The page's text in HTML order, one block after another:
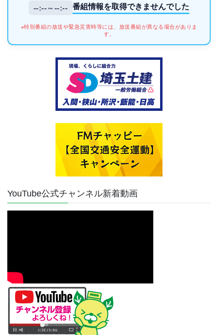
--:--～--:-- 番組情報を取得できませんでした
※特別番組の放送や緊急災害時等には、放送番組が異なる場合がありま
す。
YouTube公式チャンネル新着動画